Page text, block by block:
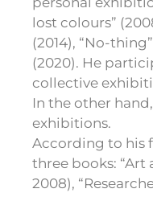
lost colours”
(2014), “No-
(2020). He
collective
In the other
exhibitions.
According to his
three books: “Art
2008),